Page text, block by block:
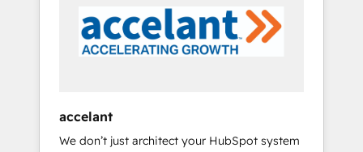
our in-house "HubScrub" Tool.
5 partners worldwide, and with over 15 years
in the ecosystem, Huble has built a track
record that speaks for itself. One company,
Singapore, and South Africa. Certified
compliant with ISO/IEC 27001:2022 and ISO
accelant
We don’t just architect your HubSpot system